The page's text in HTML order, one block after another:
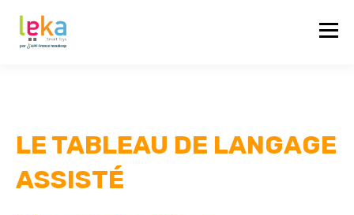
LE TABLEAU DE LANGAGE
ASSISTÉ